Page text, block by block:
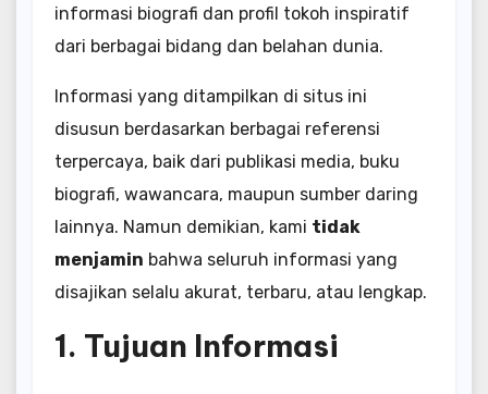
informasi biografi dan profil tokoh inspiratif
dari berbagai bidang dan belahan dunia.
Informasi yang ditampilkan di situs ini
disusun berdasarkan berbagai referensi
terpercaya, baik dari publikasi media, buku
biografi, wawancara, maupun sumber daring
lainnya. Namun demikian, kami tidak
menjamin bahwa seluruh informasi yang
disajikan selalu akurat, terbaru, atau lengkap.
1. Tujuan Informasi